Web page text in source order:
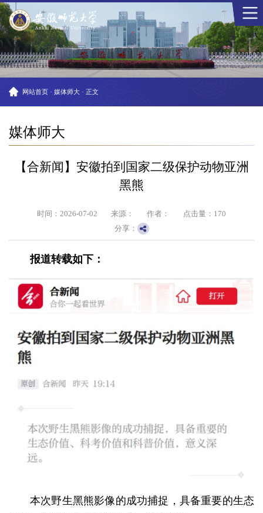
网站首页 · 媒体师大 · 正文
媒体师大
【合新闻】安徽拍到国家二级保护动物亚洲
黑熊
时间：2026-07-02 来源： 作者： 点击量： 170
分享：
报道转载如下：
本次野生黑熊影像的成功捕捉，具备重要的生态